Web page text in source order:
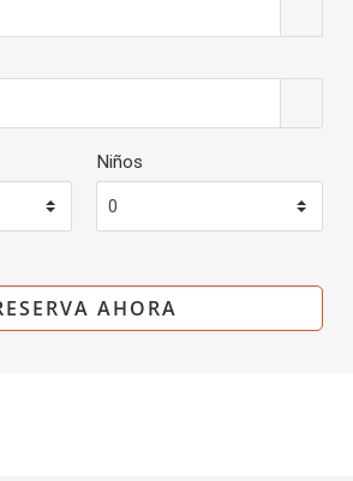
Niños